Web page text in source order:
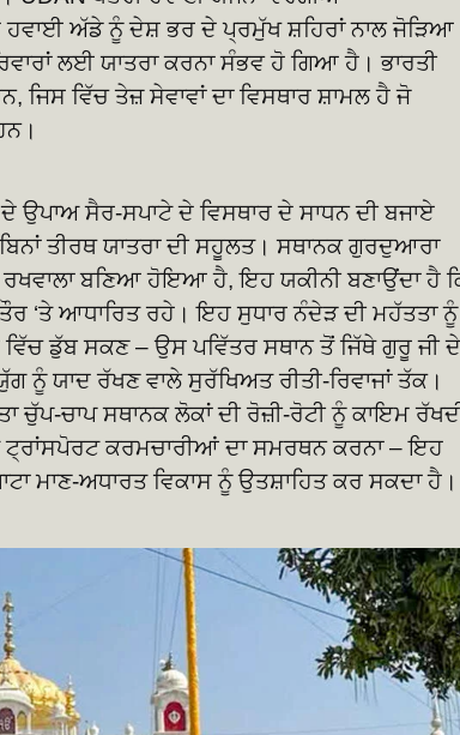
ਅੱਡੇ ਨੂੰ ਦੇਸ਼ ਭਰ ਦੇ ਪ੍ਰਮੁੱਖ ਸ਼ਹਿਰਾਂ ਨਾਲ ਜੋੜਿਆ
ਲਈ ਯਾਤਰਾ ਕਰਨਾ ਸੰਭਵ ਹੋ ਗਿਆ ਹੈ। ਭਾਰਤੀ
ਜਿਸ ਵਿੱਚ ਤੇਜ਼ ਸੇਵਾਵਾਂ ਦਾ ਵਿਸਥਾਰ ਸ਼ਾਮਲ ਹੈ ਜੋ
ਸੈਰ-ਸਪਾਟੇ ਦੇ ਵਿਸਥਾਰ ਦੇ ਸਾਧਨ ਦੀ ਬਜਾਏ
ਤੀਰਥ ਯਾਤਰਾ ਦੀ ਸਹੂਲਤ। ਸਥਾਨਕ ਗੁਰਦੁਆਰਾ
ਰਖਵਾਲਾ ਬਣਿਆ ਹੋਇਆ ਹੈ, ਇਹ ਯਕੀਨੀ ਬਣਾਉਂਦਾ ਹੈ
‘ਤੇ ਆਧਾਰਿਤ ਰਹੇ। ਇਹ ਸੁਧਾਰ ਨੰਦੇੜ ਦੀ ਮਹੱਤਤਾ ਨੂੰ
ਡੁੱਬ ਸਕਣ – ਉਸ ਪਵਿੱਤਰ ਸਥਾਨ ਤੋਂ ਜਿੱਥੇ ਗੁਰੂ ਜੀ ਦੇ
ਯਾਦ ਰੱਖਣ ਵਾਲੇ ਸੁਰੱਖਿਅਤ ਰੀਤੀ-ਰਿਵਾਜਾਂ ਤੱਕ।
ਚੁੱਪ-ਚਾਪ ਸਥਾਨਕ ਲੋਕਾਂ ਦੀ ਰੋਜ਼ੀ-ਰੋਟੀ ਨੂੰ ਕਾਇਮ
ਟ੍ਰਾਂਸਪੋਰਟ ਕਰਮਚਾਰੀਆਂ ਦਾ ਸਮਰਥਨ ਕਰਨਾ – ਇਹ
ਮਾਣ-ਅਧਾਰਤ ਵਿਕਾਸ ਨੂੰ ਉਤਸ਼ਾਹਿਤ ਕਰ ਸਕਦਾ ਹੈ।